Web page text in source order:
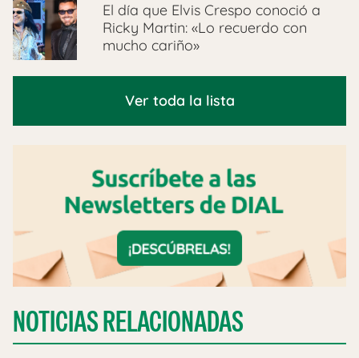
El día que Elvis Crespo conoció a
Ricky Martin: «Lo recuerdo con
mucho cariño»
Ver toda la lista
NOTICIAS RELACIONADAS